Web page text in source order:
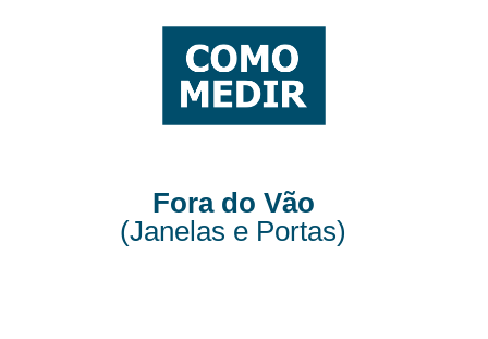
Fora do Vão
(Janelas e Portas)